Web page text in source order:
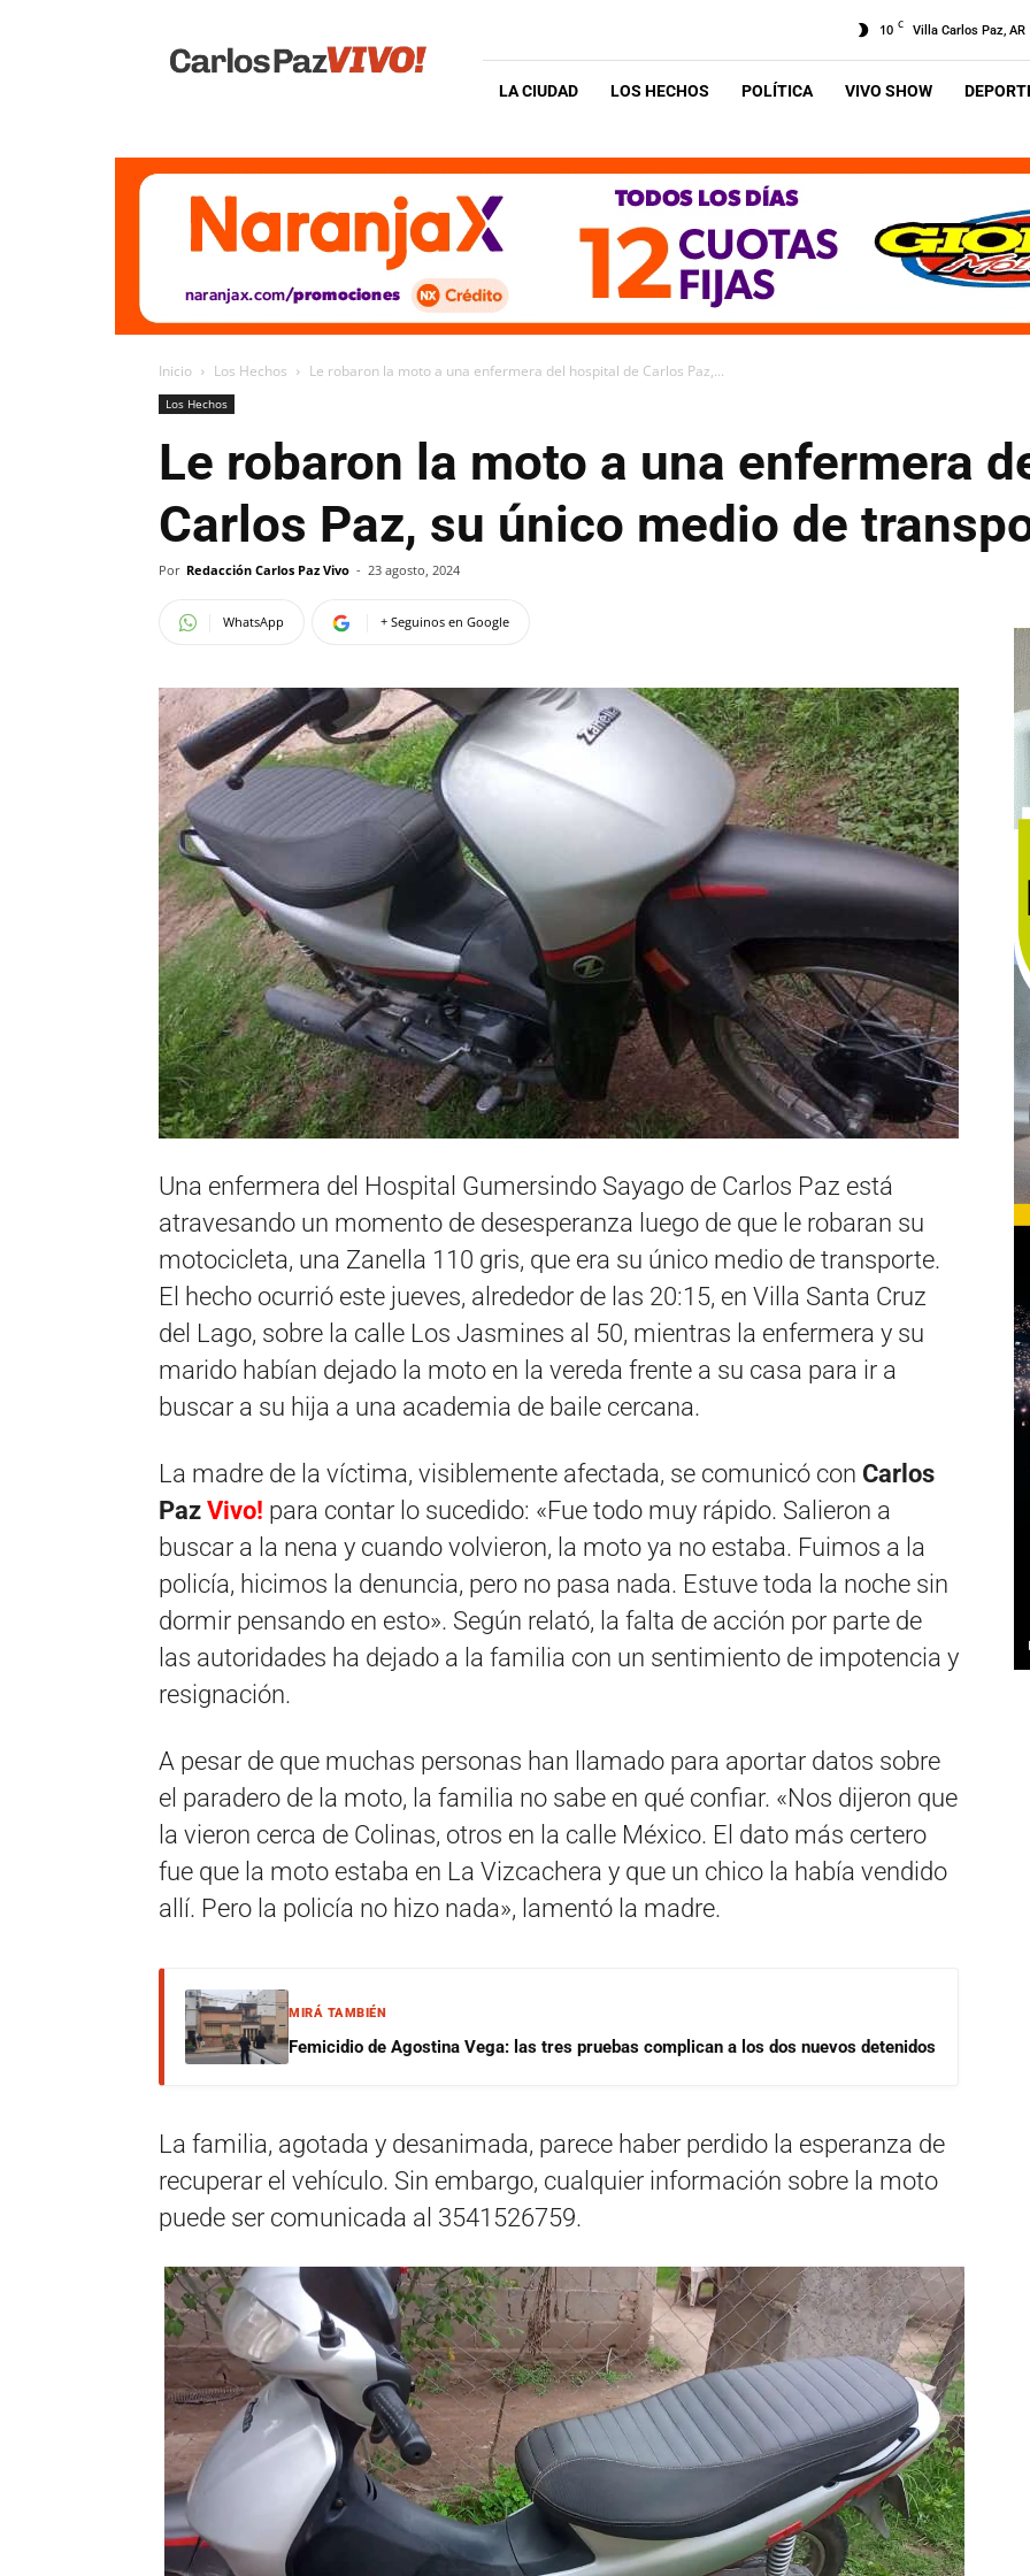
Vivo
10 C Villa Carlos Paz, AR
LA CIUDAD LOS HECHOS POLÍTICA VIVO SHOW
Inicio Los Hechos Le robaron la moto a una enfermera del hospital de Carlos Paz,...
Los Hechos
Le robaron la moto a una enfermera
Carlos Paz, su único medio de
Por Redacción Carlos Paz Vivo - 23 agosto, 2024
WhatsApp + Seguinos en Google
Una enfermera del Hospital Gumersindo Sayago de Carlos Paz está
atravesando un momento de desesperanza luego de que le robaran su
motocicleta, una Zanella 110 gris, que era su único medio de transporte.
El hecho ocurrió este jueves, alrededor de las 20:15, en Villa Santa Cruz
del Lago, sobre la calle Los Jasmines al 50, mientras la enfermera y su
marido habían dejado la moto en la vereda frente a su casa para ir a
buscar a su hija a una academia de baile cercana.
La madre de la víctima, visiblemente afectada, se comunicó con Carlos
Paz Vivo! para contar lo sucedido: «Fue todo muy rápido. Salieron a
buscar a la nena y cuando volvieron, la moto ya no estaba. Fuimos a la
policía, hicimos la denuncia, pero no pasa nada. Estuve toda la noche sin
dormir pensando en esto». Según relató, la falta de acción por parte de
las autoridades ha dejado a la familia con un sentimiento de impotencia y
resignación.
A pesar de que muchas personas han llamado para aportar datos sobre
el paradero de la moto, la familia no sabe en qué confiar. «Nos dijeron que
la vieron cerca de Colinas, otros en la calle México. El dato más certero
fue que la moto estaba en La Vizcachera y que un chico la había vendido
allí. Pero la policía no hizo nada», lamentó la madre.
MIRÁ TAMBIÉN
Femicidio de Agostina Vega: las tres pruebas complican a los dos nuevos detenidos
La familia, agotada y desanimada, parece haber perdido la esperanza de
recuperar el vehículo. Sin embargo, cualquier información sobre la moto
puede ser comunicada al 3541526759.